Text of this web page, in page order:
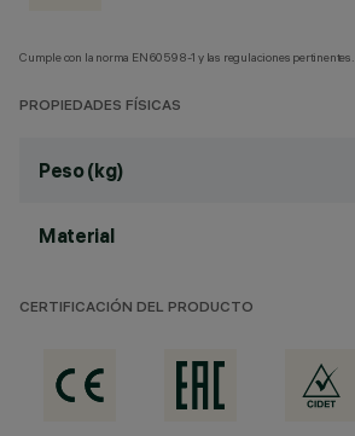
Cumple con la norma EN60598-1 y las regulaciones pertinentes.
PROPIEDADES FÍSICAS
Peso (kg)
Material
CERTIFICACIÓN DEL PRODUCTO